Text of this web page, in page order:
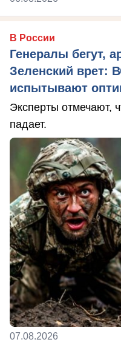
В России
Генералы бегут,
Зеленский врет:
испытывают
Эксперты отмечают,
падает.
07.08.2026